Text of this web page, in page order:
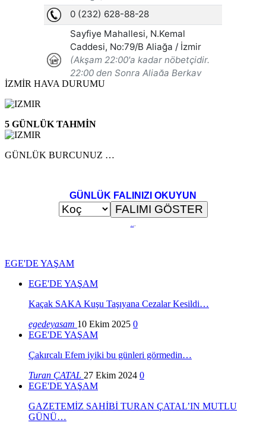
İZMİR HAVA DURUMU
5 GÜNLÜK TAHMİN
GÜNLÜK BURCUNUZ …
GÜNLÜK FALINIZI OKUYUN
...
EGE'DE YAŞAM
EGE'DE YAŞAM
Kaçak SAKA Kuşu Taşıyana Cezalar Kesildi…
egedeyasam 10 Ekim 2025 0
EGE'DE YAŞAM
Çakırcalı Efem iyiki bu günleri görmedin…
Turan ÇATAL 27 Ekim 2024 0
EGE'DE YAŞAM
GAZETEMİZ SAHİBİ TURAN ÇATAL’IN MUTLU
GÜNÜ…